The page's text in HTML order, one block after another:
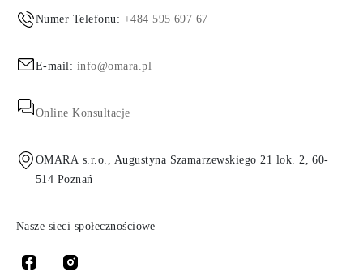
Numer Telefonu: +484 595 697 67
E-mail: info@omara.pl
Online Konsultacje
OMARA s.r.o., Augustyna Szamarzewskiego 21 lok. 2, 60-
514 Poznań
Nasze sieci społecznościowe